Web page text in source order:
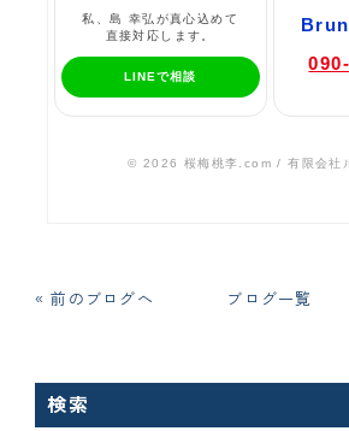
私、島 幸弘が真心込めて
直接対応します。
LINEで相談
© 2026 桜梅桃李.com / 有限会社
« 前のブログへ ブログ一覧
検索